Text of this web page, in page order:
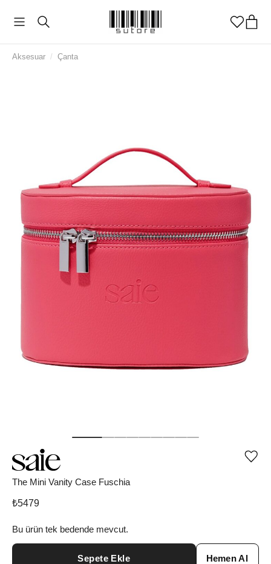
Aksesuar / Çanta
The Mini Vanity Case Fuschia
₺5479
Bu ürün tek bedende mevcut.
Sepete Ekle Hemen Al